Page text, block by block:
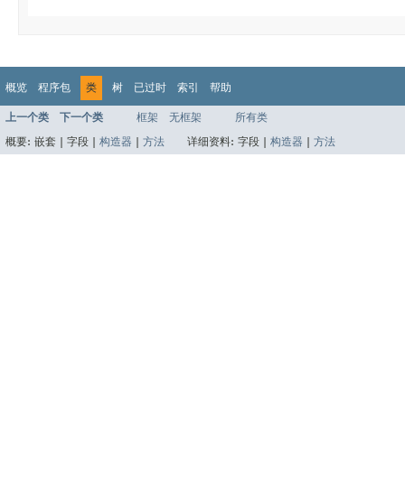
概览 程序包 类 树 已过时 索引 帮助
上一个类 下一个类 框架 无框架
所有类
概要: 嵌套 | 字段 | 构造器 方法 详细资料: 字段 | 构造器 方法